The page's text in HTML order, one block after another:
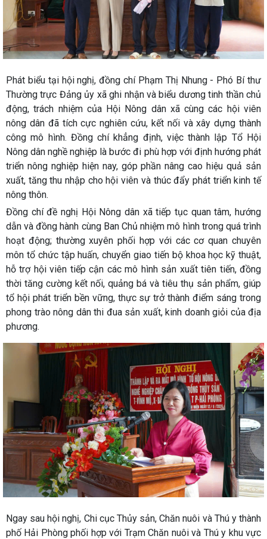
Phát biểu tại hội nghị, đồng chí Phạm Thị Nhung - Phó Bí thư
Thường trực Đảng ủy xã ghi nhận và biểu dương tinh thần chủ
động, trách nhiệm của Hội Nông dân xã cùng các hội viên
nông dân đã tích cực nghiên cứu, kết nối và xây dựng thành
công mô hình. Đồng chí khẳng định, việc thành lập Tổ Hội
Nông dân nghề nghiệp là bước đi phù hợp với định hướng phát
triển nông nghiệp hiện nay, góp phần nâng cao hiệu quả sản
xuất, tăng thu nhập cho hội viên và thúc đẩy phát triển kinh tế
nông thôn.
Đồng chí đề nghị Hội Nông dân xã tiếp tục quan tâm, hướng
dẫn và đồng hành cùng Ban Chủ nhiệm mô hình trong quá trình
hoạt động; thường xuyên phối hợp với các cơ quan chuyên
môn tổ chức tập huấn, chuyển giao tiến bộ khoa học kỹ thuật,
hỗ trợ hội viên tiếp cận các mô hình sản xuất tiên tiến, đồng
thời tăng cường kết nối, quảng bá và tiêu thụ sản phẩm, giúp
tổ hội phát triển bền vững, thực sự trở thành điểm sáng trong
phong trào nông dân thi đua sản xuất, kinh doanh giỏi của địa
phương.
Ngay sau hội nghị, Chi cục Thủy sản, Chăn nuôi và Thú y thành
phố Hải Phòng phối hợp với Trạm Chăn nuôi và Thú y khu vực